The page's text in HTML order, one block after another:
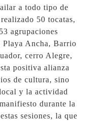
a todo tipo de
50 tocatas,
agrupaciones
Playa Ancha, Barrio
cerro Alegre,
positiva alianza
de cultura, sino
y la actividad
durante la
sesiones, la que